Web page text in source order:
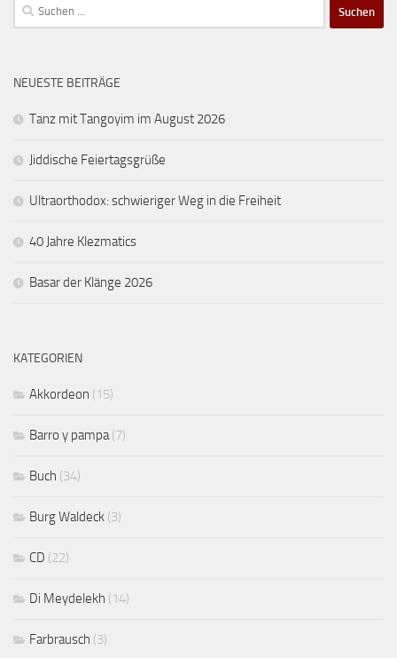
Suchen
nach:
NEUESTE BEITRÄGE
Tanz mit Tangoyim im August 2026
Jiddische Feiertagsgrüße
Ultraorthodox: schwieriger Weg in die Freiheit
40 Jahre Klezmatics
Basar der Klänge 2026
KATEGORIEN
Akkordeon (15)
Barro y pampa(7)
Buch (34)
Burg Waldeck (3)
CD (22)
Di Meydelekh (14)
Farbrausch (3)